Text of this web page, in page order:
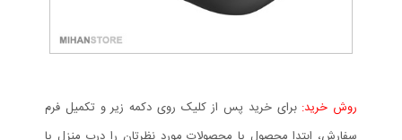
روش خرید: برای خرید پس از کلیک روی دکمه زیر و تکمیل فرم